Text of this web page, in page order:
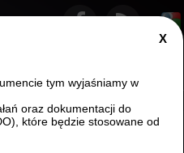
tym wyjaśniamy w
oraz dokumentacji do
które będzie stosowane od